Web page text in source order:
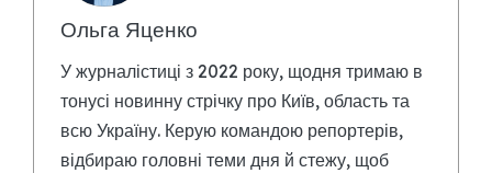
Ольга Яценко
У журналістиці з 2022 року, щодня тримаю в
тонусі новинну стрічку про Київ, область та
всю Україну. Керую командою репортерів,
відбираю головні теми дня й стежу, щоб